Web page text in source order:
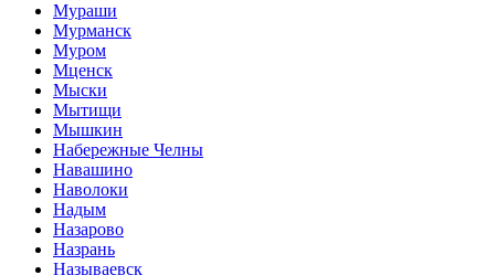
Мураши
Мурманск
Муром
Мценск
Мыски
Мытищи
Мышкин
Набережные Челны
Навашино
Наволоки
Надым
Назарово
Назрань
Называевск